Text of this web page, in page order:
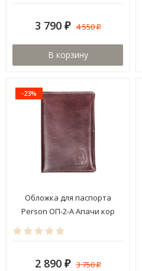
3 790 ₽ 4 550₽
В корзину
-23%
Обложка для паспорта
Person ОП-2-А Апачи кор
2 890 ₽ 3 750₽